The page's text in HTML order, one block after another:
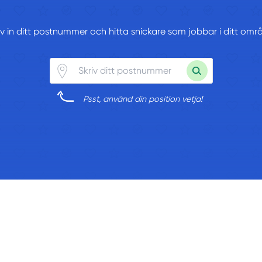
in ditt postnummer och hitta snickare som jobbar i ditt
Psst, använd din position vetja!